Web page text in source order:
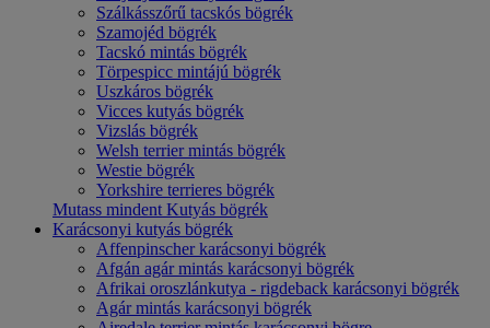
Szálkásszőrű tacskós bögrék
Szamojéd bögrék
Tacskó mintás bögrék
Törpespicc mintájú bögrék
Uszkáros bögrék
Vicces kutyás bögrék
Vizslás bögrék
Welsh terrier mintás bögrék
Westie bögrék
Yorkshire terrieres bögrék
Mutass mindent Kutyás bögrék
Karácsonyi kutyás bögrék
Affenpinscher karácsonyi bögrék
Afgán agár mintás karácsonyi bögrék
Afrikai oroszlánkutya - rigdeback karácsonyi bögrék
Agár mintás karácsonyi bögrék